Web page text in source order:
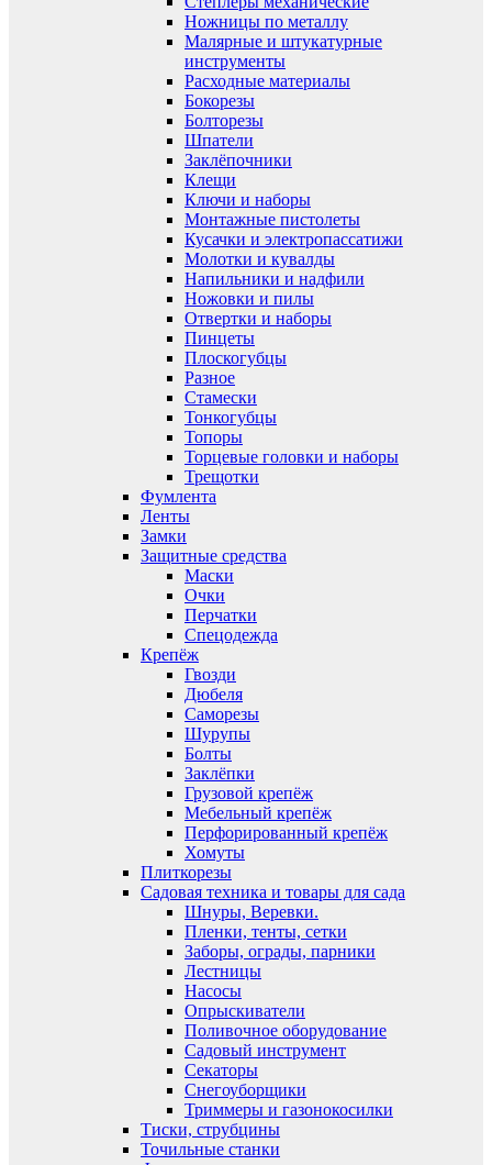
Ножницы по металлу
Малярные и штукатурные
инструменты
Расходные материалы
Бокорезы
Болторезы
Шпатели
Заклёпочники
Клещи
Ключи и наборы
Монтажные пистолеты
Кусачки и электропассатижи
Молотки и кувалды
Напильники и надфили
Ножовки и пилы
Отвертки и наборы
Пинцеты
Плоскогубцы
Разное
Стамески
Тонкогубцы
Топоры
Торцевые головки и наборы
Трещотки
Фумлента
Ленты
Замки
Защитные средства
Маски
Очки
Перчатки
Спецодежда
Крепёж
Гвозди
Дюбеля
Саморезы
Шурупы
Болты
Заклёпки
Грузовой крепёж
Мебельный крепёж
Перфорированный крепёж
Хомуты
Плиткорезы
Садовая техника и товары для сада
Шнуры, Веревки.
Пленки, тенты, сетки
Заборы, ограды, парники
Лестницы
Насосы
Опрыскиватели
Поливочное оборудование
Садовый инструмент
Секаторы
Снегоуборщики
Триммеры и газонокосилки
Тиски, струбцины
Точильные станки